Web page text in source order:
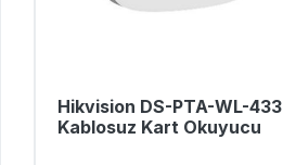
Hikvision DS-PTA-WL-433
Kablosuz Kart Okuyucu